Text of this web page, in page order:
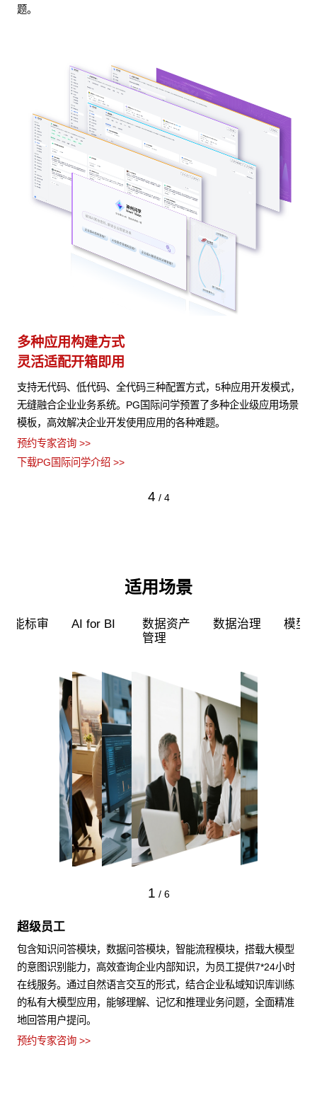
题。
多种应用构建方式
灵活适配开箱即用
支持无代码、低代码、全代码三种配置方式，5种应用开发模式，
无缝融合企业业务系统。PG国际问学预置了多种企业级应用场景
模板，高效解决企业开发使用应用的各种难题。
预约专家咨询 >>
下载PG国际问学介绍 >>
4 / 4
适用场景
超级员工 智能标审 AI for BI
数据资产
1 / 6
超级员工
包含知识问答模块，数据问答模块，智能流程模块，搭载大模型
的意图识别能力，高效查询企业内部知识，为员工提供7*24小时
在线服务。通过自然语言交互的形式，结合企业私域知识库训练
的私有大模型应用，能够理解、记忆和推理业务问题，全面精准
地回答用户提问。
预约专家咨询 >>